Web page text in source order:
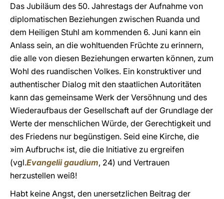
Das Jubiläum des 50. Jahrestags der Aufnahme von
diplomatischen Beziehungen zwischen Ruanda und
dem Heiligen Stuhl am kommenden 6. Juni kann ein
Anlass sein, an die wohltuenden Früchte zu erinnern,
die alle von diesen Beziehungen erwarten können, zum
Wohl des ruandischen Volkes. Ein konstruktiver und
authentischer Dialog mit den staatlichen Autoritäten
kann das gemeinsame Werk der Versöhnung und des
Wiederaufbaus der Gesellschaft auf der Grundlage der
Werte der menschlichen Würde, der Gerechtigkeit und
des Friedens nur begünstigen. Seid eine Kirche, die
»im Aufbruch« ist, die die Initiative zu ergreifen
(vgl.Evangelii gaudium, 24) und Vertrauen
herzustellen weiß!
Habt keine Angst, den unersetzlichen Beitrag der